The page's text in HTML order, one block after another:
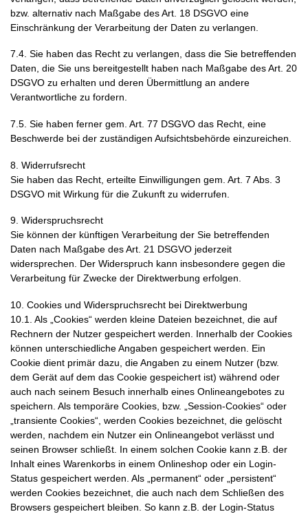
bzw. alternativ nach Maßgabe des Art. 18 DSGVO eine
Einschränkung der Verarbeitung der Daten zu verlangen.
7.4. Sie haben das Recht zu verlangen, dass die Sie betreffenden
Daten, die Sie uns bereitgestellt haben nach Maßgabe des Art. 20
DSGVO zu erhalten und deren Übermittlung an andere
Verantwortliche zu fordern.
7.5. Sie haben ferner gem. Art. 77 DSGVO das Recht, eine
Beschwerde bei der zuständigen Aufsichtsbehörde einzureichen.
8. Widerrufsrecht
Sie haben das Recht, erteilte Einwilligungen gem. Art. 7 Abs. 3
DSGVO mit Wirkung für die Zukunft zu widerrufen.
9. Widerspruchsrecht
Sie können der künftigen Verarbeitung der Sie betreffenden
Daten nach Maßgabe des Art. 21 DSGVO jederzeit
widersprechen. Der Widerspruch kann insbesondere gegen die
Verarbeitung für Zwecke der Direktwerbung erfolgen.
10. Cookies und Widerspruchsrecht bei Direktwerbung
10.1. Als „Cookies“ werden kleine Dateien bezeichnet, die auf
Rechnern der Nutzer gespeichert werden. Innerhalb der Cookies
können unterschiedliche Angaben gespeichert werden. Ein
Cookie dient primär dazu, die Angaben zu einem Nutzer (bzw.
dem Gerät auf dem das Cookie gespeichert ist) während oder
auch nach seinem Besuch innerhalb eines Onlineangebotes zu
speichern. Als temporäre Cookies, bzw. „Session-Cookies“ oder
„transiente Cookies“, werden Cookies bezeichnet, die gelöscht
werden, nachdem ein Nutzer ein Onlineangebot verlässt und
seinen Browser schließt. In einem solchen Cookie kann z.B. der
Inhalt eines Warenkorbs in einem Onlineshop oder ein Login-
Status gespeichert werden. Als „permanent“ oder „persistent“
werden Cookies bezeichnet, die auch nach dem Schließen des
Browsers gespeichert bleiben. So kann z.B. der Login-Status